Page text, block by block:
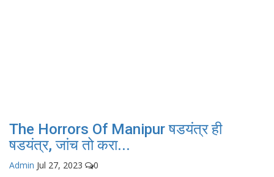
The Horrors Of Manipur षडयंत्र ही
षडयंत्र, जांच तो करा...
Admin Jul 27, 2023
0